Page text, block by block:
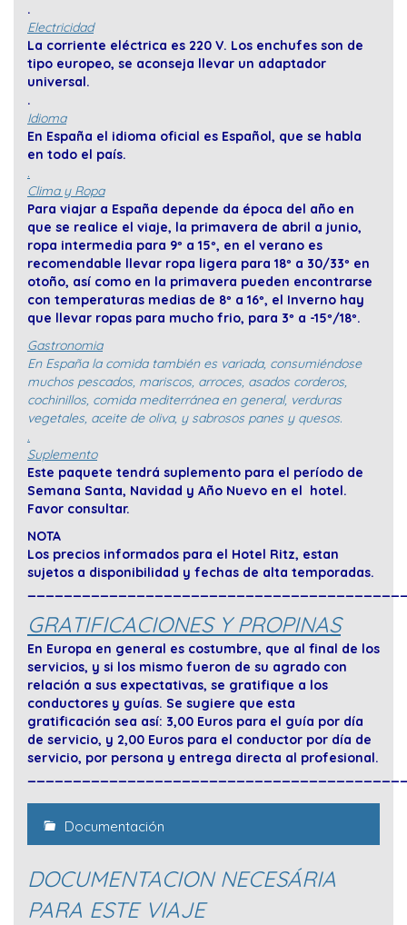
.
Electricidad
La corriente eléctrica es 220 V. Los enchufes son de
tipo europeo, se aconseja llevar un adaptador
universal.
.
Idioma
En España el idioma oficial es Español, que se habla
en todo el país.
.
Clima y Ropa
Para viajar a España depende da época del año en
que se realice el viaje, la primavera de abril a junio,
ropa intermedia para 9º a 15º, en el verano es
recomendable llevar ropa ligera para 18º a 30/33º en
otoño, así como en la primavera pueden encontrarse
con temperaturas medias de 8º a 16º, el Inverno hay
que llevar ropas para mucho frio, para 3º a -15º/18º.
Gastronomia
En España la comida también es variada, consumiéndose
muchos pescados, mariscos, arroces, asados corderos,
cochinillos, comida mediterránea en general, verduras
vegetales, aceite de oliva, y sabrosos panes y quesos.
.
Suplemento
Este paquete tendrá suplemento para el período de
Semana Santa, Navidad y Año Nuevo en el hotel.
Favor consultar.
NOTA
Los precios informados para el Hotel Ritz, estan
sujetos a disponibilidad y fechas de alta temporadas.
GRATIFICACIONES Y PROPINAS
En Europa en general es costumbre, que al final de los
servicios, y si los mismo fueron de su agrado con
relación a sus expectativas, se gratifique a los
conductores y guías. Se sugiere que esta
gratificación sea así: 3,00 Euros para el guía por día
de servicio, y 2,00 Euros para el conductor por día de
servicio, por persona y entrega directa al profesional.
Documentación
DOCUMENTACION NECESÁRIA
PARA ESTE VIAJE